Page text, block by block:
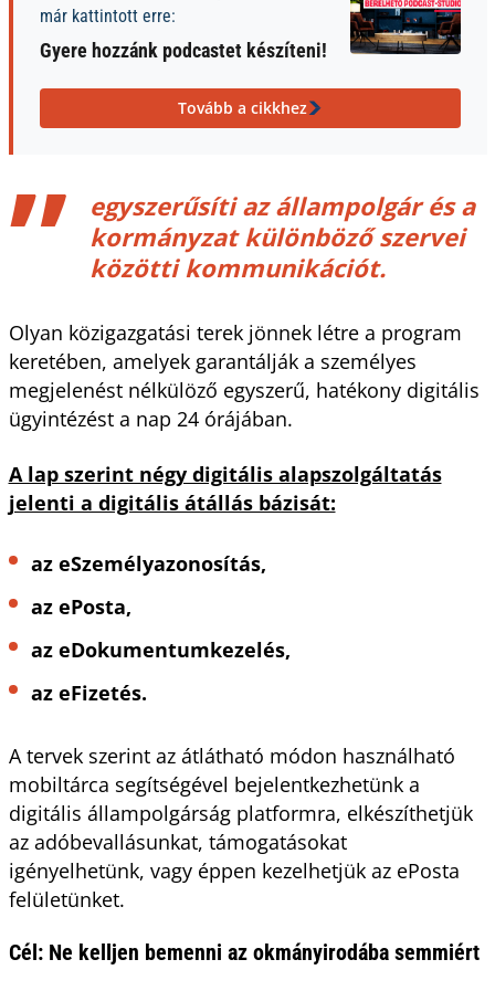
már kattintott erre:
Gyere hozzánk podcastet készíteni!
Tovább a cikkhez
egyszerűsíti az állampolgár és a
kormányzat különböző szervei
közötti kommunikációt.
Olyan közigazgatási terek jönnek létre a program
keretében, amelyek garantálják a személyes
megjelenést nélkülöző egyszerű, hatékony digitális
ügyintézést a nap 24 órájában.
A lap szerint négy digitális alapszolgáltatás
jelenti a digitális átállás bázisát:
az eSzemélyazonosítás,
az ePosta,
az eDokumentumkezelés,
az eFizetés.
A tervek szerint az átlátható módon használható
mobiltárca segítségével bejelentkezhetünk a
digitális állampolgárság platformra, elkészíthetjük
az adóbevallásunkat, támogatásokat
igényelhetünk, vagy éppen kezelhetjük az ePosta
felületünket.
Cél: Ne kelljen bemenni az okmányirodába semmiért